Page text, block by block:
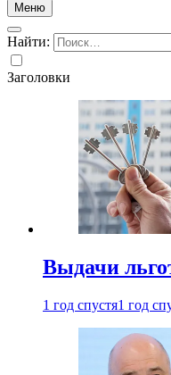
Меню
Найти:
Заголовки
Выдачи
1 год спустя1 год